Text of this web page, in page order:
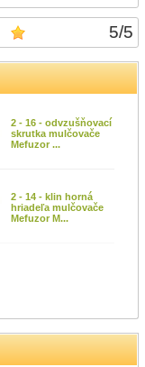
5/5
2 - 16 - odvzušňovací
skrutka mulčovače
Mefuzor ...
2 - 14 - klin horná
hriadeľa mulčovače
Mefuzor M...